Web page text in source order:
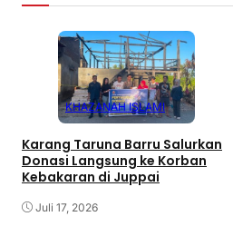
KHAZANAH ISLAMI
Karang Taruna Barru Salurkan
Donasi Langsung ke Korban
Kebakaran di Juppai
Juli 17, 2026